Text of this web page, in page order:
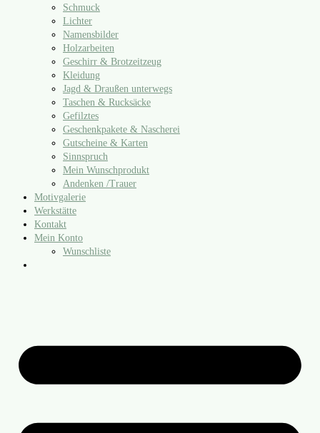
Schmuck
Lichter
Namensbilder
Holzarbeiten
Geschirr & Brotzeitzeug
Kleidung
Jagd & Draußen unterwegs
Taschen & Rucksäcke
Gefilztes
Geschenkpakete & Nascherei
Gutscheine & Karten
Sinnspruch
Mein Wunschprodukt
Andenken /​Trauer
Motivgalerie
Werkstätte
Kontakt
Mein Konto
Wunschliste